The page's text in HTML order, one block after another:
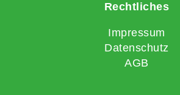
Rechtliches
Impressum
Datenschutz
AGB